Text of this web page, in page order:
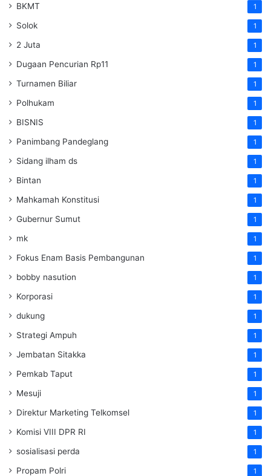
BKMT 1
Solok 1
2 Juta 1
Dugaan Pencurian Rp11 1
Turnamen Biliar 1
Polhukam 1
BISNIS 1
Panimbang Pandeglang 1
Sidang ilham ds 1
Bintan 1
Mahkamah Konstitusi 1
Gubernur Sumut 1
mk 1
Fokus Enam Basis Pembangunan 1
bobby nasution 1
Korporasi 1
dukung 1
Strategi Ampuh 1
Jembatan Sitakka 1
Pemkab Taput 1
Mesuji 1
Direktur Marketing Telkomsel 1
Komisi VIII DPR RI 1
sosialisasi perda 1
Propam Polri 1